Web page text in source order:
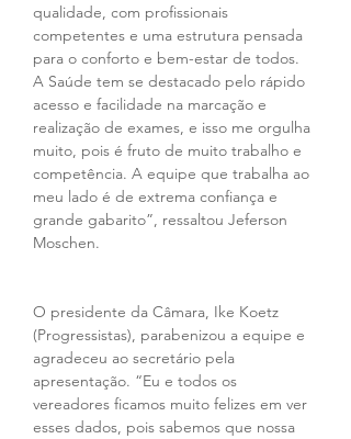
qualidade, com profissionais
competentes e uma estrutura pensada
para o conforto e bem-estar de todos.
A Saúde tem se destacado pelo rápido
acesso e facilidade na marcação e
realização de exames, e isso me orgulha
muito, pois é fruto de muito trabalho e
competência. A equipe que trabalha ao
meu lado é de extrema confiança e
grande gabarito”, ressaltou Jeferson
Moschen.
O presidente da Câmara, Ike Koetz
(Progressistas), parabenizou a equipe e
agradeceu ao secretário pela
apresentação. “Eu e todos os
vereadores ficamos muito felizes em ver
esses dados, pois sabemos que nossa